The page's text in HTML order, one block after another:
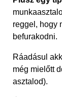
reggel, hogy
befurakodni.
Ráadásul
még mielőtt
asztalod).